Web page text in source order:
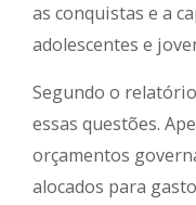
as conquistas e a
adolescentes e
Segundo o
essas questões.
orçamentos
alocados para